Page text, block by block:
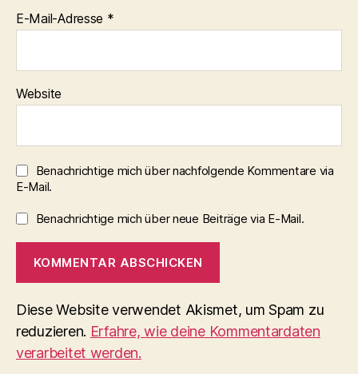
E-Mail-Adresse *
Website
Benachrichtige mich über nachfolgende Kommentare via
E-Mail.
Benachrichtige mich über neue Beiträge via E-Mail.
Diese Website verwendet Akismet, um Spam zu
reduzieren. Erfahre, wie deine Kommentardaten
verarbeitet werden.